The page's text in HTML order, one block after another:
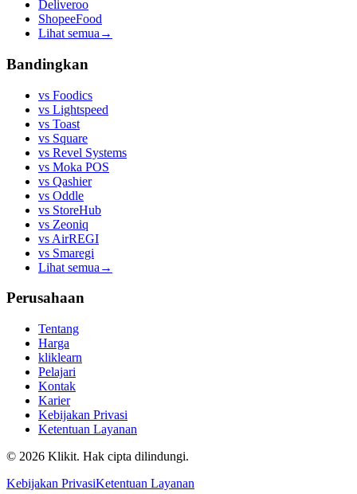
Deliveroo
ShopeeFood
Lihat semua →
Bandingkan
vs Foodics
vs Lightspeed
vs Toast
vs Square
vs Revel Systems
vs Moka POS
vs Qashier
vs Oddle
vs StoreHub
vs Zeoniq
vs AirREGI
vs Smaregi
Lihat semua →
Perusahaan
Tentang
Harga
kliklearn
Pelajari
Kontak
Karier
Kebijakan Privasi
Ketentuan Layanan
© 2026 Klikit. Hak cipta dilindungi.
Kebijakan PrivasiKetentuan Layanan